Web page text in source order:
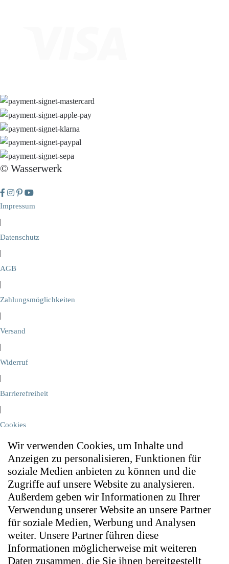
© Wasserwerk
Impressum
|
Datenschutz
|
AGB
|
Zahlungsmöglichkeiten
|
Versand
|
Widerruf
|
Barrierefreiheit
|
Cookies
Wir verwenden Cookies, um Inhalte und
Anzeigen zu personalisieren, Funktionen für
soziale Medien anbieten zu können und die
Zugriffe auf unsere Website zu analysieren.
Außerdem geben wir Informationen zu Ihrer
Verwendung unserer Website an unsere Partner
für soziale Medien, Werbung und Analysen
weiter. Unsere Partner führen diese
Informationen möglicherweise mit weiteren
Daten zusammen, die Sie ihnen bereitgestellt